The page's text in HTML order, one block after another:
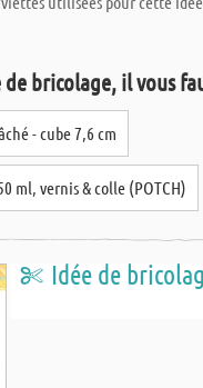
bricolage, il vous
- cube 7,6 cm
ml, vernis & colle (POTCH)
Idée de